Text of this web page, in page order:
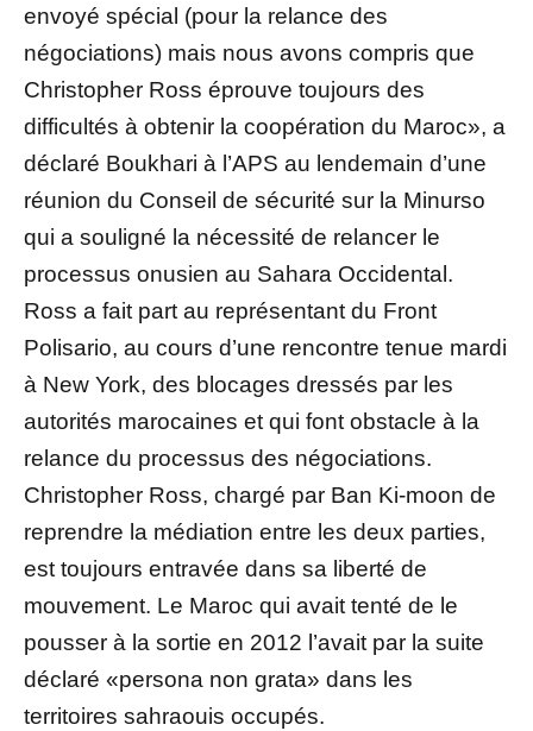
envoyé spécial (pour la relance des
négociations) mais nous avons compris que
Christopher Ross éprouve toujours des
difficultés à obtenir la coopération du Maroc», a
déclaré Boukhari à l’APS au lendemain d’une
réunion du Conseil de sécurité sur la Minurso
qui a souligné la nécessité de relancer le
processus onusien au Sahara Occidental.
Ross a fait part au représentant du Front
Polisario, au cours d’une rencontre tenue mardi
à New York, des blocages dressés par les
autorités marocaines et qui font obstacle à la
relance du processus des négociations.
Christopher Ross, chargé par Ban Ki-moon de
reprendre la médiation entre les deux parties,
est toujours entravée dans sa liberté de
mouvement. Le Maroc qui avait tenté de le
pousser à la sortie en 2012 l’avait par la suite
déclaré «persona non grata» dans les
territoires sahraouis occupés.